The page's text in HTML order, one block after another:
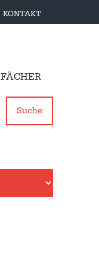
KONTAKT
FÄCHER
Suche